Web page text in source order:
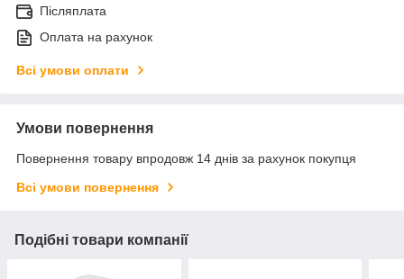
Післяплата
Оплата на рахунок
Всі умови оплати
Умови повернення
Повернення товару впродовж 14 днів за рахунок покупця
Всі умови повернення
Подібні товари компанії